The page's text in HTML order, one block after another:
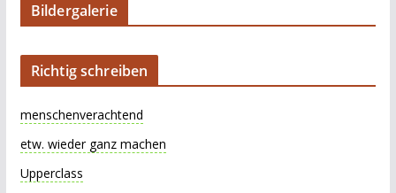
Bildergalerie
Richtig schreiben
menschenverachtend
etw. wieder ganz machen
Upperclass